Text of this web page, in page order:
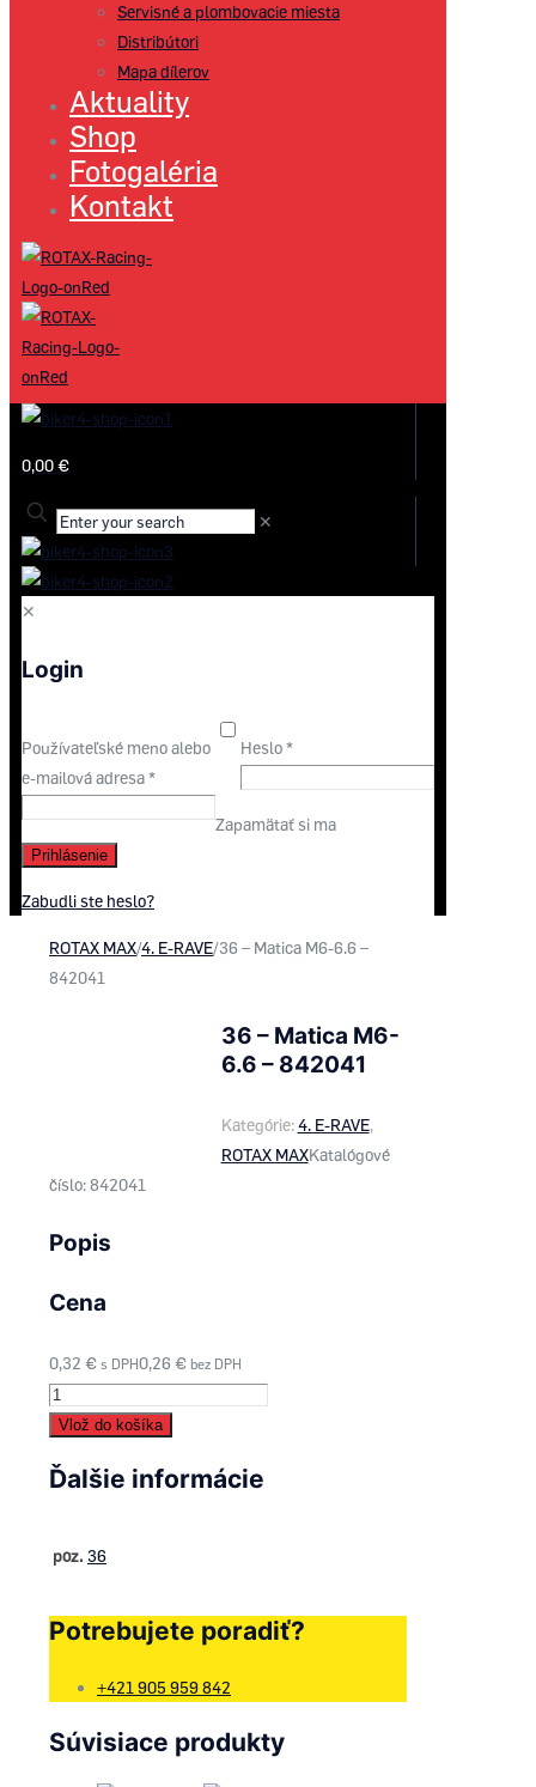
Servisné a plombovacie miesta
Distribútori
Mapa dílerov
Aktuality
Shop
Fotogaléria
Kontakt
0,00 €
✕
✕
Login
Používateľské meno alebo
e-mailová adresa*
Heslo*
Zapamätať si ma
Prihlásenie
Zabudli ste heslo?
ROTAX MAX/4. E-RAVE/36 – Matica M6-6.6 –
842041
36 – Matica M6-
6.6 – 842041
Kategórie:4. E-RAVE,
ROTAX MAXKatalógové
číslo:842041
Popis
Cena
0,32 € s DPH0,26 € bez DPH
množstvo
36
Matica
Vlož do košíka
Ďalšie informácie
poz. 36
Potrebujete poradiť?
+421 905 959 842
Súvisiace produkty